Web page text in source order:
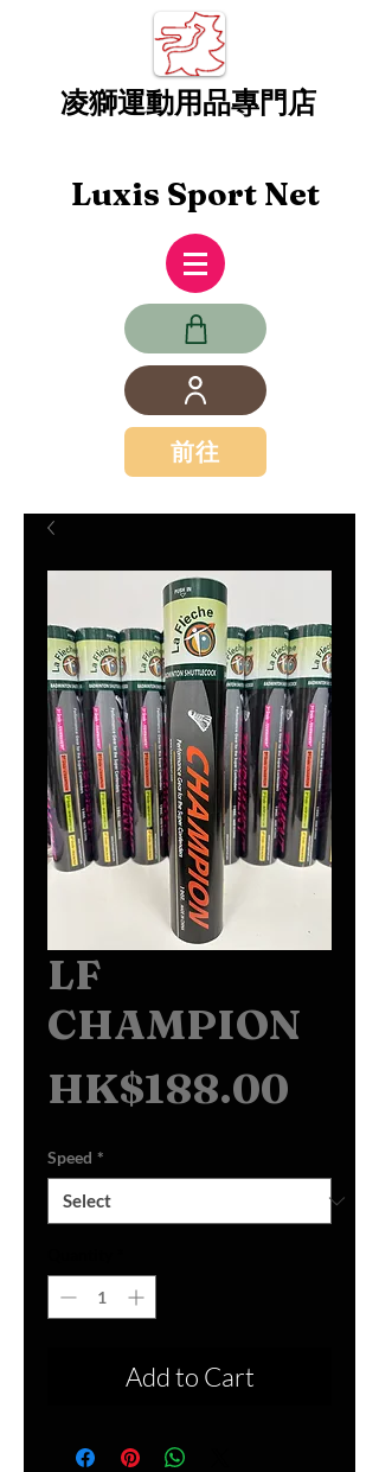
凌獅運動用品專門店
Luxis Sport Net
前往
LF
CHAMPION
HK$188.00
Speed *
Add to Cart